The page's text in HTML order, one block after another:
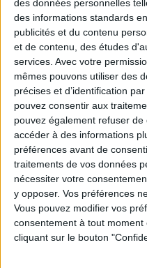
des données personnelles
des informations standards
publicités et du contenu
et de contenu, des études
services. Avec votre
mêmes pouvons utiliser des
précises et d’identification
pouvez consentir aux
pouvez également refuser
accéder à des informations
préférences avant de
traitements de vos données
nécessiter votre
y opposer. Vos préférences
Vous pouvez modifier vos
consentement à tout
cliquant sur le bouton
pour faciliter vos
revenus :
– Un assistant à la
chiffré du volet social
entreprise.urssaf.fr :
déclaration de revenus ;
– Des guides
profession et de votre
étape par étape les
chacune des rubriques :
vous êtes chirurgien-
vous êtes médecin
vous êtes pédicure-
vous êtes infirmier,